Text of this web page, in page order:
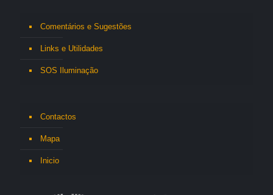
Comentários e Sugestões
Links e Utilidades
SOS Iluminação
Contactos
Mapa
Inicio